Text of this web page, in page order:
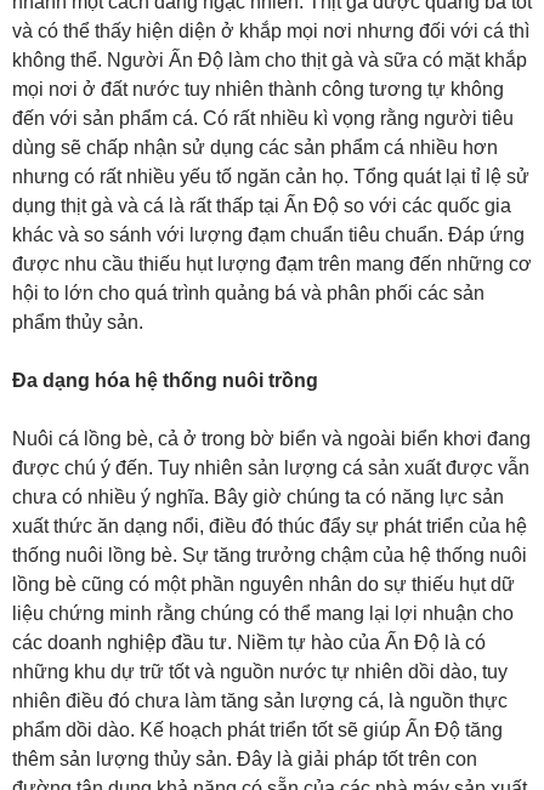
và có thể thấy hiện diện ở khắp mọi nơi nhưng đối với cá thì
không thể. Người Ấn Độ làm cho thịt gà và sữa có mặt khắp
mọi nơi ở đất nước tuy nhiên thành công tương tự không
đến với sản phẩm cá. Có rất nhiều kì vọng rằng người tiêu
dùng sẽ chấp nhận sử dụng các sản phẩm cá nhiều hơn
nhưng có rất nhiều yếu tố ngăn cản họ. Tổng quát lại tỉ lệ sử
dụng thịt gà và cá là rất thấp tại Ấn Độ so với các quốc gia
khác và so sánh với lượng đạm chuẩn tiêu chuẩn. Đáp ứng
được nhu cầu thiếu hụt lượng đạm trên mang đến những cơ
hội to lớn cho quá trình quảng bá và phân phối các sản
phẩm thủy sản.
Đa dạng hóa hệ thống nuôi trồng
Nuôi cá lồng bè, cả ở trong bờ biển và ngoài biển khơi đang
được chú ý đến. Tuy nhiên sản lượng cá sản xuất được vẫn
chưa có nhiều ý nghĩa. Bây giờ chúng ta có năng lực sản
xuất thức ăn dạng nổi, điều đó thúc đẩy sự phát triển của hệ
thống nuôi lồng bè. Sự tăng trưởng chậm của hệ thống nuôi
lồng bè cũng có một phần nguyên nhân do sự thiếu hụt dữ
liệu chứng minh rằng chúng có thể mang lại lợi nhuận cho
các doanh nghiệp đầu tư. Niềm tự hào của Ấn Độ là có
những khu dự trữ tốt và nguồn nước tự nhiên dồi dào, tuy
nhiên điều đó chưa làm tăng sản lượng cá, là nguồn thực
phẩm dồi dào. Kế hoạch phát triển tốt sẽ giúp Ấn Độ tăng
thêm sản lượng thủy sản. Đây là giải pháp tốt trên con